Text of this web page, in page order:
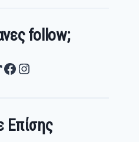
follow;
Facebook
Instagram
Επίσης